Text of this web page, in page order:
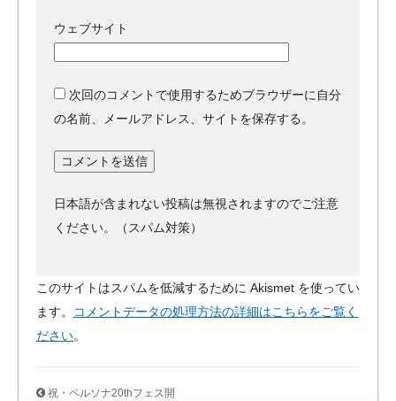
ウェブサイト
次回のコメントで使用するためブラウザーに自分
の名前、メールアドレス、サイトを保存する。
日本語が含まれない投稿は無視されますのでご注意
ください。（スパム対策）
このサイトはスパムを低減するために Akismet を使ってい
ます。
コメントデータの処理方法の詳細はこちらをご覧く
ださい。
祝・ペルソナ20thフェス開